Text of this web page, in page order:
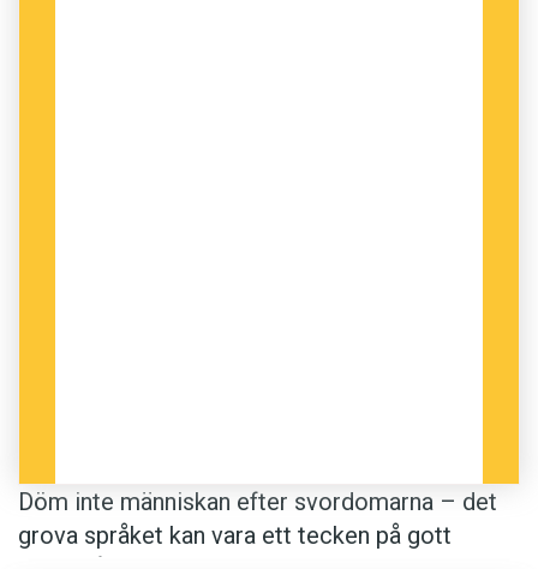
Döm inte människan efter svordomarna – det
grova språket kan vara ett tecken på gott